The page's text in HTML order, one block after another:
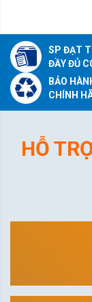
SP ĐẠT
ĐẦY ĐỦ
BẢO
CHÍNH
HỖ